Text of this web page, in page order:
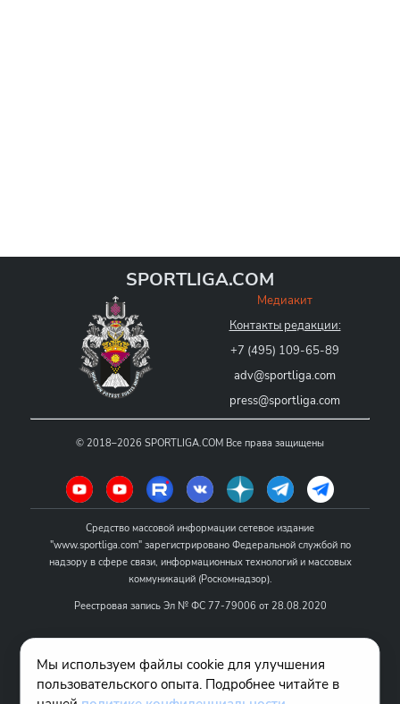
SPORTLIGA.COM
Медиакит
Контакты редакции:
+7 (495) 109-65-89
adv@sportliga.com
press@sportliga.com
© 2018–2026 SPORTLIGA.COM Все права защищены
Средство массовой информации сетевое издание
"www.sportliga.com" зарегистрировано Федеральной службой по
надзору в сфере связи, информационных технологий и массовых
коммуникаций (Роскомнадзор).
Реестровая запись Эл № ФС 77-79006 от 28.08.2020
Название - www.sportliga.com
Учредитель СМИ сетевого издания "www.sportliga.com": ИП Чамин
О.Н.
Мы используем файлы cookie для улучшения
пользовательского опыта. Подробнее читайте в